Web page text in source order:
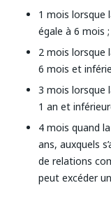
1 mois lorsque
égale à 6 mois ;
2 mois lorsque
6 mois et
3 mois lorsque
1 an et
4 mois quand
ans, auxquels
de relations
peut excéder